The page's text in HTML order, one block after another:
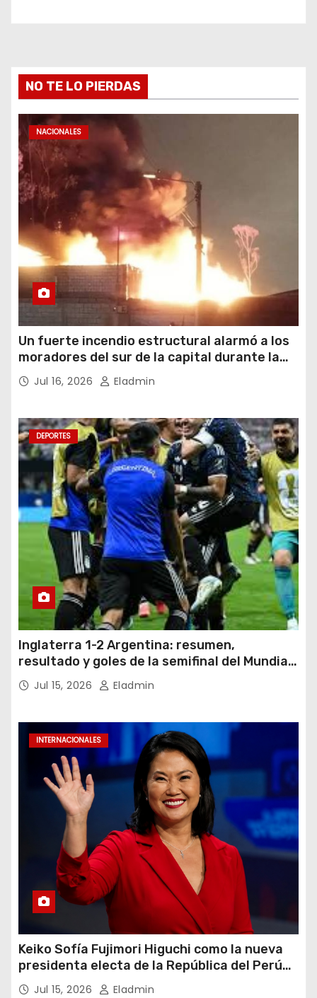
NO TE LO PIERDAS
NACIONALES
Un fuerte incendio estructural alarmó a los
moradores del sur de la capital durante la
noche del miércoles 15 de julio de 2026
Jul 16, 2026 Eladmin
DEPORTES
Inglaterra 1-2 Argentina: resumen,
resultado y goles de la semifinal del Mundial
2026Jul 15, 2026 Eladmin
INTERNACIONALES
Keiko Sofía Fujimori Higuchi como la nueva
presidenta electa de la República del Perú
para el periodo constitucional 2026-2031
Jul 15, 2026 Eladmin